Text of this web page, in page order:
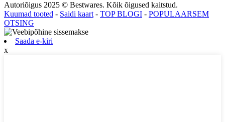
Autoriõigus 2025 © Bestwares. Kõik õigused kaitstud.
Kuumad tooted - Saidi kaart - TOP BLOGI - POPULAARSEM
OTSING
Saada e-kiri
x